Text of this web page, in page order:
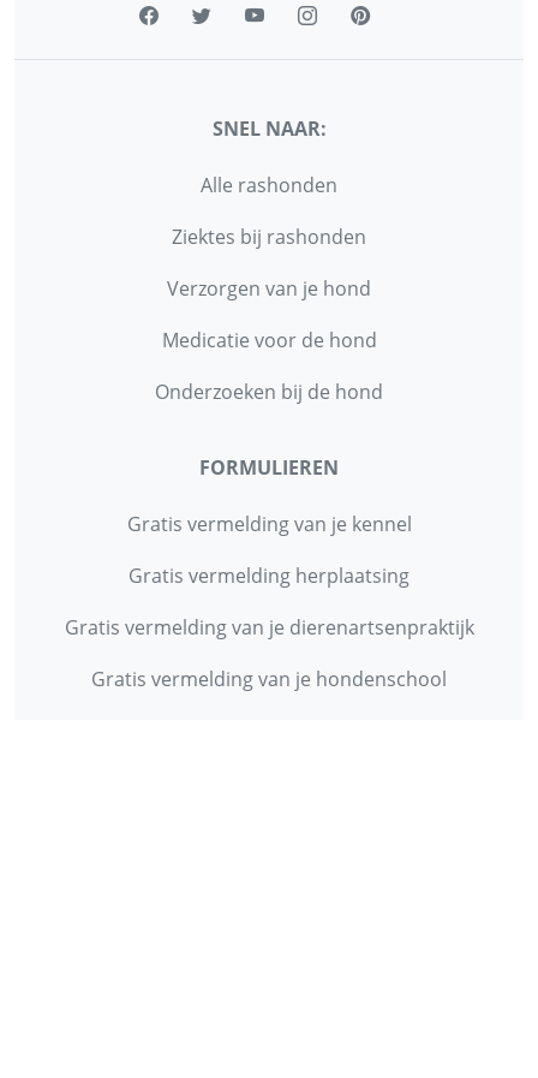
SNEL NAAR:
Alle rashonden
Ziektes bij rashonden
Verzorgen van je hond
Medicatie voor de hond
Onderzoeken bij de hond
FORMULIEREN
Gratis vermelding van je kennel
Gratis vermelding herplaatsing
Gratis vermelding van je dierenartsenpraktijk
Gratis vermelding van je hondenschool